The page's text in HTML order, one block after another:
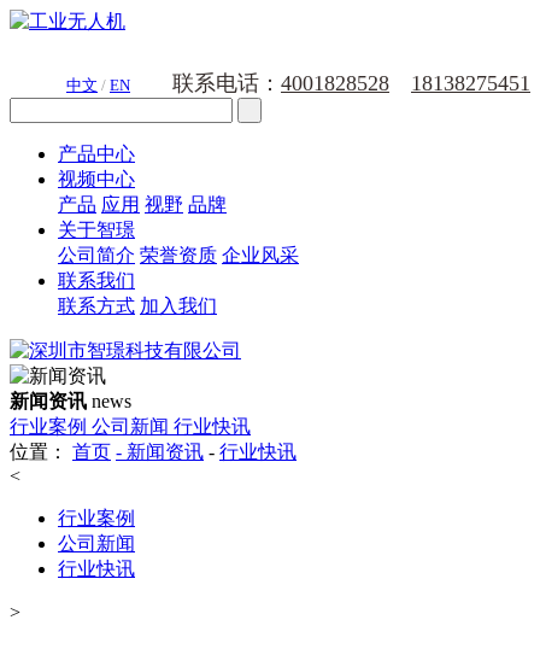
中文 / EN 联系电话： 4001828528 18138275451
产品中心
视频中心
产品 应用 视野 品牌
关于智璟
公司简介 荣誉资质 企业风采
联系我们
联系方式 加入我们
新闻资讯 news
行业案例 公司新闻 行业快讯
位置：
首页 - 新闻资讯 - 行业快讯
<
行业案例
公司新闻
行业快讯
>